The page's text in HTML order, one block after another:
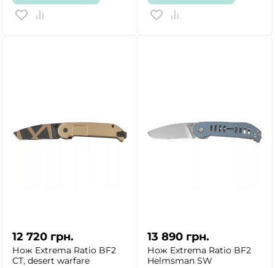
12 720 грн.
Нож Extrema Ratio BF2
CT, desert warfare
13 890 грн.
Нож Extrema Ratio BF2
Helmsman SW